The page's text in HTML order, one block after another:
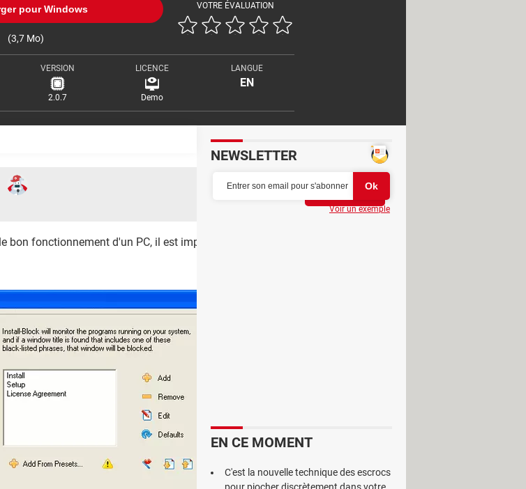
pour Windows
(3,7 Mo)
VOTRE ÉVALUATION
VERSION
2.0.7
LICENCE
Demo
LANGUE
EN
fonctionnement d'un PC, il est important d'avoir un logiciel de restriction.
NEWSLETTER
Voir un exemple
EN CE MOMENT
C'est la nouvelle technique des escrocs